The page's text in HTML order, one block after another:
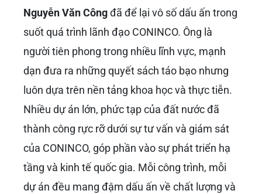
Nguyễn Văn Côngđã để lại vô số dấu ấn trong
suốt quá trình lãnh đạo CONINCO. Ông là
người tiên phong trong nhiều lĩnh vực, mạnh
dạn đưa ra những quyết sách táo bạo nhưng
luôn dựa trên nền tảng khoa học và thực tiễn.
Nhiều dự án lớn, phức tạp của đất nước đã
thành công rực rỡ dưới sự tư vấn và giám sát
của CONINCO, góp phần vào sự phát triển hạ
tầng và kinh tế quốc gia. Mỗi công trình, mỗi
dự án đều mang đậm dấu ấn về chất lượng và